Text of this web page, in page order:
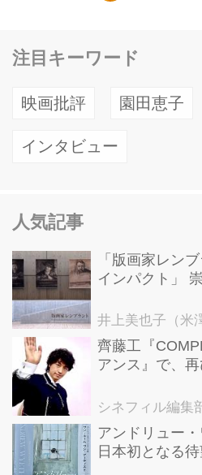
ら新宿バルト9
池袋ほか全国で
ンをはじめ、
ダといった実力
ッシーなどの
注目キーワード
映画批評 園田恵子
インタビュー
人気記事
「版画家レン
インパクト」
洋美術館にて9
井上美也子（米
齊藤工『
アンス』で、
ナショナル・パ
シネフィル編集
アンドリュー
日本初となる